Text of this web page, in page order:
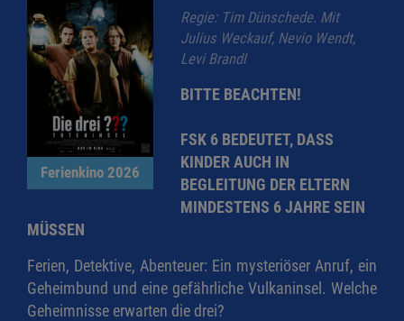
Ferienkino 2026
Regie: Tim Dünschede. Mit
Julius Weckauf, Nevio Wendt,
Levi Brandl
BITTE BEACHTEN!
FSK 6 BEDEUTET, DASS
KINDER AUCH IN
BEGLEITUNG DER ELTERN
MINDESTENS 6 JAHRE SEIN
MÜSSEN
Ferien, Detektive, Abenteuer: Ein mysteriöser Anruf, ein
Geheimbund und eine gefährliche Vulkaninsel. Welche
Geheimnisse erwarten die drei?